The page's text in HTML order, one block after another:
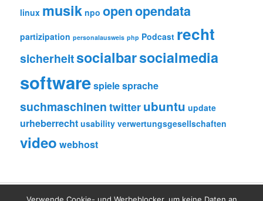
linux musik npo openopendata
partizipation personalausweis php Podcast recht
sicherheitsocialbarsocialmedia
softwarespielesprache
suchmaschinentwitterubuntu update
urheberrecht usability verwertungsgesellschaften
video webhost